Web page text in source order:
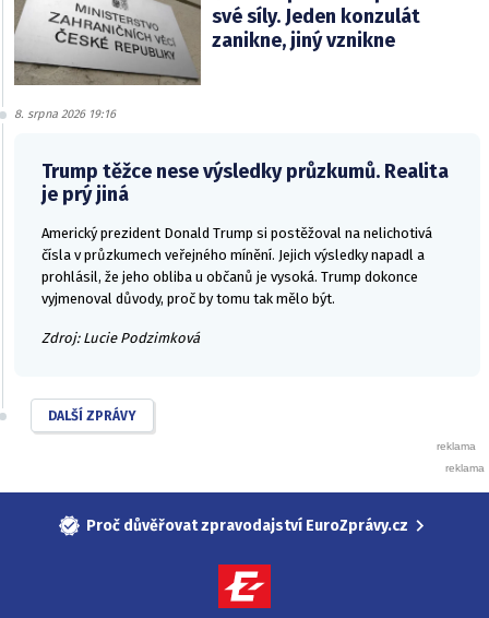
své síly. Jeden konzulát
zanikne, jiný vznikne
8. srpna 2026 19:16
Trump těžce nese výsledky průzkumů. Realita
je prý jiná
Americký prezident Donald Trump si postěžoval na nelichotivá
čísla v průzkumech veřejného mínění. Jejich výsledky napadl a
prohlásil, že jeho obliba u občanů je vysoká. Trump dokonce
vyjmenoval důvody, proč by tomu tak mělo být.
Zdroj: Lucie Podzimková
DALŠÍ ZPRÁVY
Proč důvěřovat zpravodajství EuroZprávy.cz